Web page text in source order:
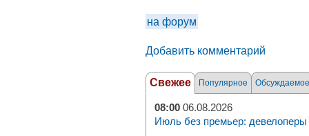
на форум
Добавить комментарий
Свежее Популярное Обсуждаемое
08:00 06.08.2026
Июль без премьер: девелоперы